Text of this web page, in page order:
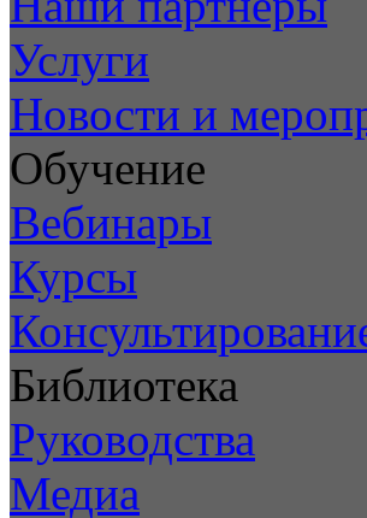
Услуги
Новости и
Обучение
Вебинары
Курсы
Библиотека
Руководства
Медиа